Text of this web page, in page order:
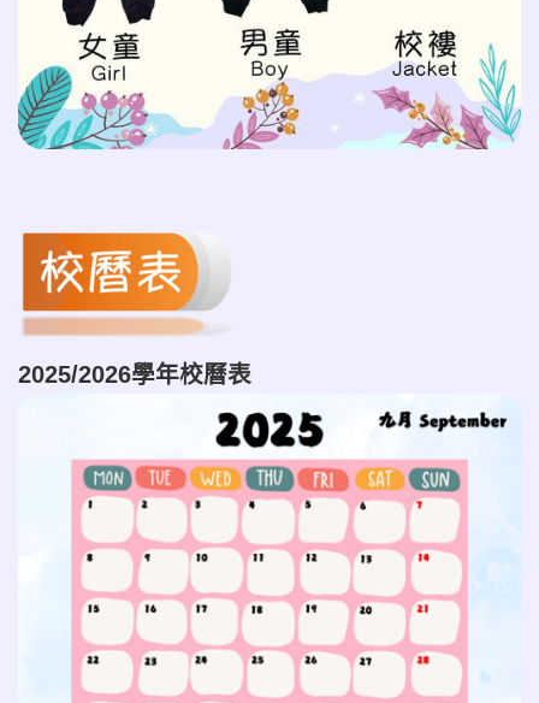
2025/2026學年校曆表